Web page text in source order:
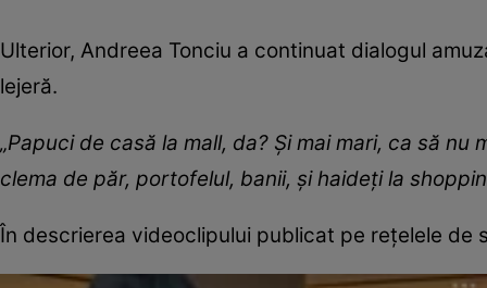
Ulterior, Andreea Tonciu a continuat dialogul
lejeră.
„Papuci de casă la mall, da? Și mai mari, ca să
clema de păr, portofelul, banii, și haideți la
În descrierea videoclipului publicat pe rețelele de